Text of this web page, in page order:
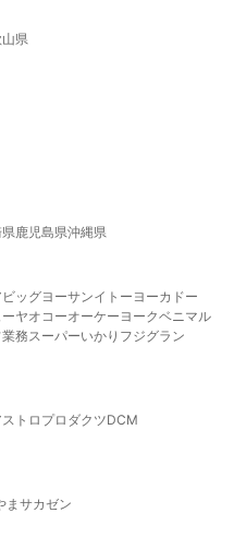
県
鹿児島県沖縄県
ビッグヨーサンイトーヨーカドー
ヤオコーオーケー ヨークベニマル
業務スーパーいかり フジグラン
ストロプロダクツDCM
ま サカゼン